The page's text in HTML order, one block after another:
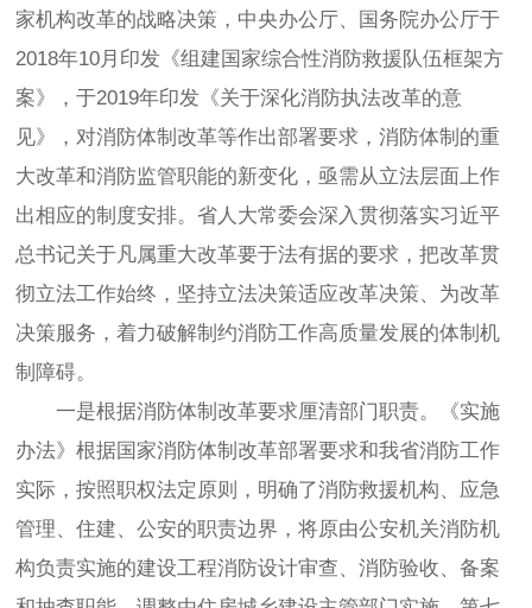
家机构改革的战略决策，中央办公厅、国务院办公厅于
2018年10月印发《组建国家综合性消防救援队伍框架方
案》，于2019年印发《关于深化消防执法改革的意
见》，对消防体制改革等作出部署要求，消防体制的重
大改革和消防监管职能的新变化，亟需从立法层面上作
出相应的制度安排。省人大常委会深入贯彻落实习近平
总书记关于凡属重大改革要于法有据的要求，把改革贯
彻立法工作始终，坚持立法决策适应改革决策、为改革
决策服务，着力破解制约消防工作高质量发展的体制机
制障碍。
一是根据消防体制改革要求厘清部门职责。《实施
办法》根据国家消防体制改革部署要求和我省消防工作
实际，按照职权法定原则，明确了消防救援机构、应急
管理、住建、公安的职责边界，将原由公安机关消防机
构负责实施的建设工程消防设计审查、消防验收、备案